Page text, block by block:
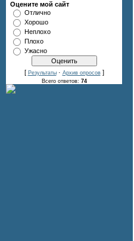
Оцените мой сайт
Отлично
Хорошо
Неплохо
Плохо
Ужасно
[ Результаты· Архив опросов]
Всего ответов: 74